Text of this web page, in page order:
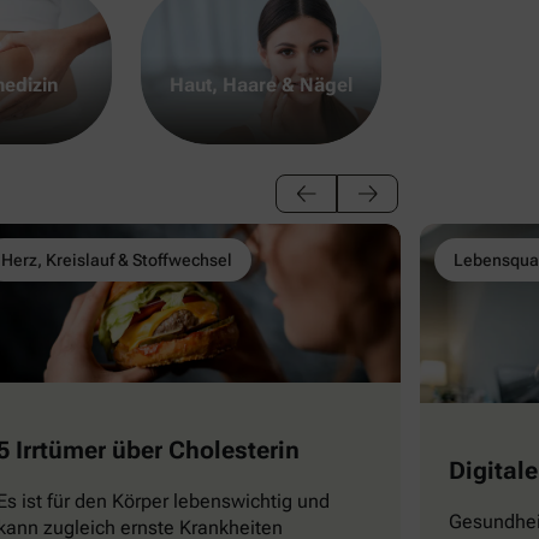
Haut, Haare & Nägel
Herz, Kreislauf & Stoffwechsel
Irrtümer über Cholesterin
ist für den Körper lebenswichtig und
zugleich ernste Krankheiten